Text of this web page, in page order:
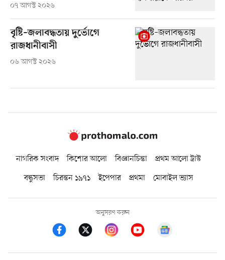
০৭ আগস্ট ২০২৬
বৃষ্টি–জলাবদ্ধতায় দুর্ভোগে
রাজধানীবাসী
০৬ আগস্ট ২০২৬
নাগরিক সংবাদ কিশোর আলো বিজ্ঞানচিন্তা
প্রথম আলো ট্রাস্ট
বন্ধুসভা
চিরন্তন ১৯৭১ ইপেপার প্রথমা মোবাইল ভ্যাস
অনুসরণ করুন